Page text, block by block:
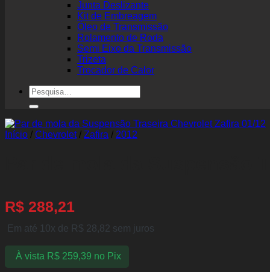
Junta Deslizante
Kit de Embreagem
Óleo de Transmissão
Rolamento de Roda
Semi Eixo da Transmissão
Trizeta
Trocador de Calor
Pesquisar
por:
Início / Chevrolet / Zafira / 2012
R$ 288,21
Em até 10x de R$ 28,82 sem juros
À vista R$259,39 no Pix